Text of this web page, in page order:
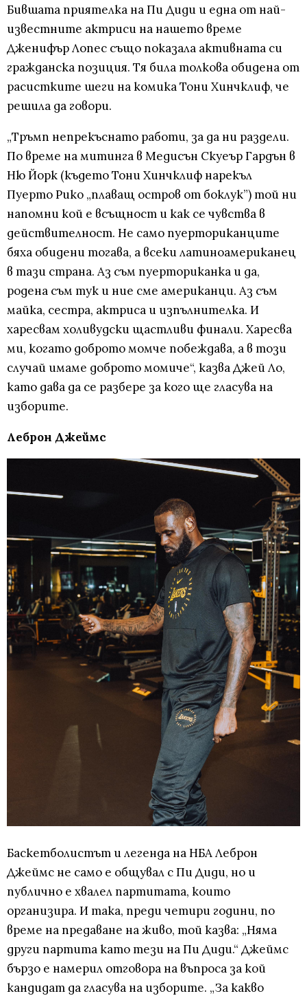
Бившата приятелка на Пи Диди и една от най-
известните актриси на нашето време
Дженифър Лопес също показала активната си
гражданска позиция. Тя била толкова обидена от
расистките шеги на комика Тони Хинчклиф, че
решила да говори.
„Тръмп непрекъснато работи, за да ни раздели.
По време на митинга в Медисън Скуеър Гардън в
Ню Йорк (където Тони Хинчклиф нарекъл
Пуерто Рико „плаващ остров от боклук”) той ни
напомни кой е всъщност и как се чувства в
действителност. Не само пуерториканците
бяха обидени тогава, а всеки латиноамериканец
в тази страна. Аз съм пуерториканка и да,
родена съм тук и ние сме американци. Аз съм
майка, сестра, актриса и изпълнителка. И
харесвам холивудски щастливи финали. Харесва
ми, когато доброто момче побеждава, а в този
случай имаме доброто момиче“, казва Джей Ло,
като дава да се разбере за кого ще гласува на
изборите.
Леброн Джеймс
Баскетболистът и легенда на НБА Леброн
Джеймс не само е общувал с Пи Диди, но и
публично е хвалел партитата, които
организира. И така, преди четири години, по
време на предаване на живо, той казва: „Няма
други партита като тези на Пи Диди.“ Джеймс
бързо е намерил отговора на въпроса за кой
кандидат да гласува на изборите. „За какво